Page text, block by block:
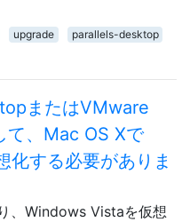
upgrade
parallels-desktop
またはVMware
て、Mac OS Xで
化する必要がありま
、Windows Vistaを仮想